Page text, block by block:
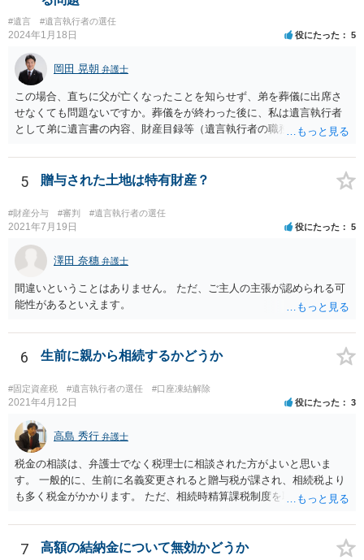
#遺言 #遺言執行者の選任
2024年1月18日 役にたった 5
岡田 晃朝 弁護士
この場合、直ちに父が亡くなったことを知らせず、弟を葬儀に出席さ
せなくても問題ないですか。葬儀をが終わった後に、私は遺言執行者
として弟に遺言書の内容、財産目録等（遺言執行者の職務）を知らせ
るかは喪主の自由です。 呼ばなくてもかまいません。 そもそも、そう
いう法律関係にありません。 遺言の内容と遺産の総額の通知、公正証
で、対応しましょう。 そのあとは遺留分の請求などがあればそれへの
対応となるでしょう。
5 贈与された土地は特有財産？
#財産分与 #審判 #遺言執行者の選任
2021年7月19日 役にたった 5
澤田 奈穗 弁護士
間違いということはありません。 ただ、ご主人の主張が認められる可
能性があるといえます。
6 生前に親から相続するかどうか
#固定資産税 #遺言執行者の選任 #口座凍結解除
2021年4月12日 役にたった 3
高島 秀行 弁護士
税金の相談は、弁護士でなく税理士に相談された方がよいと思いま
す。 一般的に、生前に名義変更されると贈与税が課され、相続税より
も多く税金がかかります。 ただ、相続時精算課税制度を取れば、実質
ういう場合にどれくらい税金がかかるか計算してもらって どういう方
針を取るか決められたらよいと思います。
7 高額の結納金について無効かどうか